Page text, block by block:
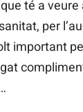
té a veure
per
important